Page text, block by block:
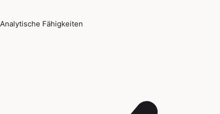
Analytische Fähigkeiten